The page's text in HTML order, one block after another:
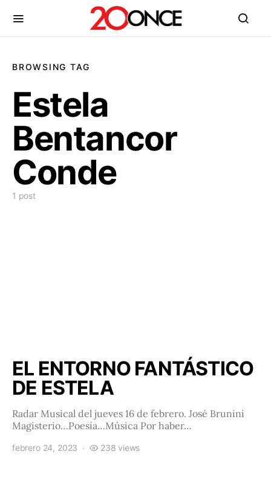
BROWSING TAG
Estela
Bentancor
Conde
1 post
EL ENTORNO FANTÁSTICO
DE ESTELA
Radar Musical del jueves 16 de febrero. José Brunini
Magisterio…Poesía…Música Por haber…
febrero 24, 2023 238 views